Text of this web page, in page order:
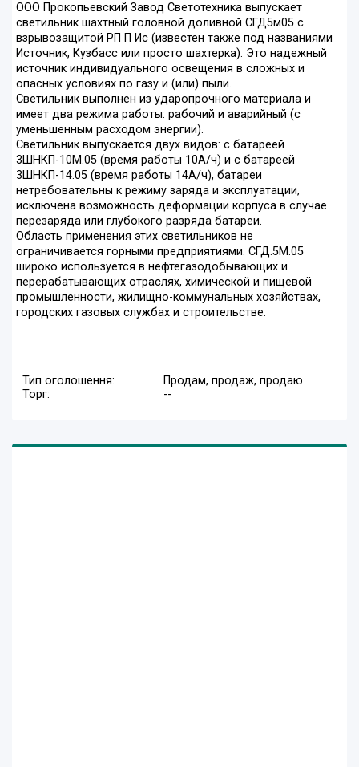
ООО Прокопьевский Завод Светотехника выпускает
светильник шахтный головной доливной СГД5м05 с
взрывозащитой РП П Ис (известен также под названиями
Источник, Кузбасс или просто шахтерка). Это надежный
источник индивидуального освещения в сложных и
опасных условиях по газу и (или) пыли.
Светильник выполнен из ударопрочного материала и
имеет два режима работы: рабочий и аварийный (с
уменьшенным расходом энергии).
Светильник выпускается двух видов: с батареей
3ШНКП-10М.05 (время работы 10А/ч) и с батареей
3ШНКП-14.05 (время работы 14А/ч), батареи
нетребовательны к режиму заряда и эксплуатации,
исключена возможность деформации корпуса в случае
перезаряда или глубокого разряда батареи.
Область применения этих светильников не
ограничивается горными предприятиями. СГД.5М.05
широко используется в нефтегазодобывающих и
перерабатывающих отраслях, химической и пищевой
промышленности, жилищно-коммунальных хозяйствах,
городских газовых службах и строительстве.
Тип оголошення:
Продам, продаж, продаю
Торг:
--